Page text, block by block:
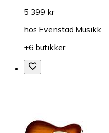
5 399 kr
hos Evenstad Musikk
+6 butikker